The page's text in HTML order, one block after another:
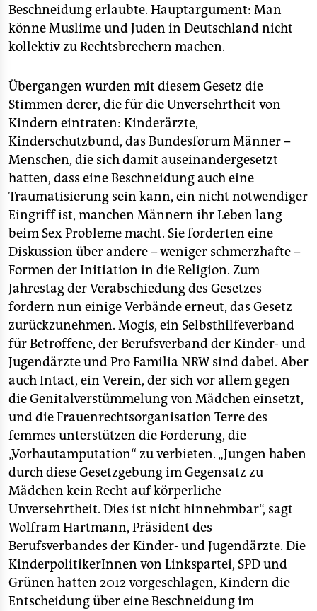
Beschneidung erlaubte. Hauptargument: Man
könne Muslime und Juden in Deutschland nicht
kollektiv zu Rechtsbrechern machen.
Übergangen wurden mit diesem Gesetz die
Stimmen derer, die für die Unversehrtheit von
Kindern eintraten: Kinderärzte,
Kinderschutzbund, das Bundesforum Männer –
Menschen, die sich damit auseinandergesetzt
hatten, dass eine Beschneidung auch eine
Traumatisierung sein kann, ein nicht notwendiger
Eingriff ist, manchen Männern ihr Leben lang
beim Sex Probleme macht. Sie forderten eine
Diskussion über andere – weniger schmerzhafte –
Formen der Initiation in die Religion. Zum
Jahrestag der Verabschiedung des Gesetzes
fordern nun einige Verbände erneut, das Gesetz
zurückzunehmen. Mogis, ein Selbsthilfeverband
für Betroffene, der Berufsverband der Kinder- und
Jugendärzte und Pro Familia NRW sind dabei. Aber
auch Intact, ein Verein, der sich vor allem gegen
die Genitalverstümmelung von Mädchen einsetzt,
und die Frauenrechtsorganisation Terre des
femmes unterstützen die Forderung, die
„Vorhautamputation“ zu verbieten. „Jungen haben
durch diese Gesetzgebung im Gegensatz zu
Mädchen kein Recht auf körperliche
Unversehrtheit. Dies ist nicht hinnehmbar“, sagt
Wolfram Hartmann, Präsident des
Berufsverbandes der Kinder- und Jugendärzte. Die
KinderpolitikerInnen von Linkspartei, SPD und
Grünen hatten 2012 vorgeschlagen, Kindern die
Entscheidung über eine Beschneidung im